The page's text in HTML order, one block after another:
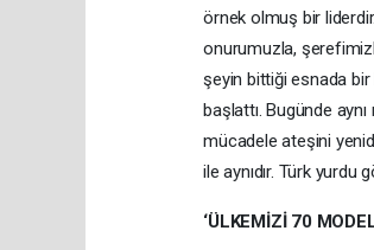
örnek olmuş bir
onurumuzla,
şeyin bittiği esnada bir
başlattı. Bugünde
mücadele ateşini
ile aynıdır. Türk yurdu
‘ÜLKEMİZİ 70